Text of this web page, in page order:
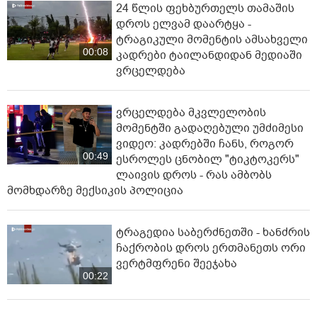
00:08
24 წლის ფეხბურთელს თამაშის
დროს ელვამ დაარტყა -
ტრაგიკული მომენტის ამსახველი
კადრები ტაილანდიდან მედიაში
ვრცელდება
00:49
ვრცელდება მკვლელობის
მომენტში გადაღებული უმძიმესი
ვიდეო: კადრებში ჩანს, როგორ
ესროლეს ცნობილ "ტიკტოკერს"
ლაივის დროს - რას ამბობს
მომხდარზე მექსიკის პოლიცია
00:22
ტრაგედია საბერძნეთში - ხანძრის
ჩაქრობის დროს ერთმანეთს ორი
ვერტმფრენი შეეჯახა